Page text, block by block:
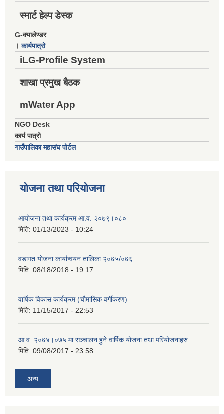
स्मार्ट हेल्प डेस्क
G-क्यालेण्डर
।कार्यपात्रो
iLG-Profile System
शाखा प्रमुख बैठक
mWater App
NGO Desk
कार्य पात्रो
गाउँपालिका महासंघ पोर्टल
योजना तथा परियोजना
आयोजना तथा कार्यक्रम आ.व. २०७९।०८०
मिति: 01/13/2023 - 10:24
वडागत योजना कार्यान्वयन तालिका २०७५/०७६
मिति: 08/18/2018 - 19:17
वार्षिक विकास कार्यक्रम (चौमासिक वर्गीकरण)
मिति: 11/15/2017 - 22:53
आ.व. २०७४।०७५ मा सञ्चालन हुने वार्षिक योजना तथा परियोजनाहरु
मिति: 09/08/2017 - 23:58
अन्य